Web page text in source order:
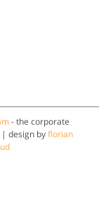
- the corporate
| design byflorian